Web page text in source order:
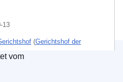
13
(Gerichtshof der
der Europäischen
vom